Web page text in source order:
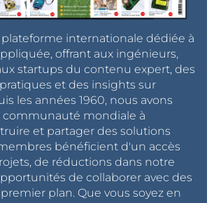
de contrôle amélioré de leur
énergétique.
(IoT) : Permettant la
alimentés par batterie avec
importante et intégrant des
de connectivité et de
simplifié grâce à un
d’outils
support de la série RA0E1 par une
internationale dédiée à
offrant aux ingénieurs,
startups du contenu expert, des
et des insights sur
les années 1960, nous avons
mondiale à
et partager des solutions
bénéficient d'un accès
de réductions dans notre
de collaborer avec des
plan. Que vous soyez en